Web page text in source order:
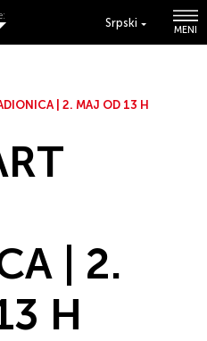
Srpski
MENI
| 2. MAJ OD 13 H
| 2.
H